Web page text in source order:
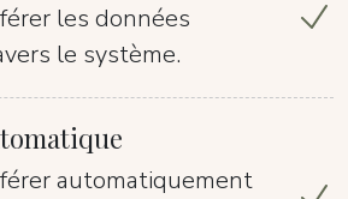
les données
le système.
automatiquement